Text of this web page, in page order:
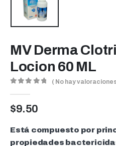
MV Derma
Locion 60 ML
( No hay
$9.50
Está compuesto por
propiedades